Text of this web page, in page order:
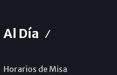
Al Día
Horarios de Misa